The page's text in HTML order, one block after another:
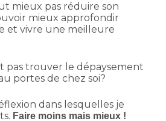
mieux pas réduire son
mieux approfondir
et vivre une meilleure
pas trouver le dépaysement
portes de chez soi?
dans lesquelles je
Faire moins mais mieux !